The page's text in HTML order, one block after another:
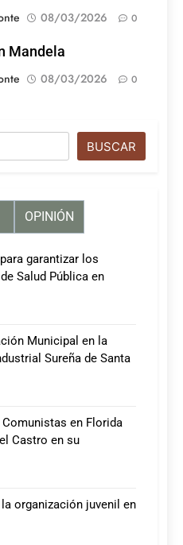
08/03/2026 0
Mandela
08/03/2026 0
BUSCAR
OPINIÓN
garantizar los
Salud Pública en
Municipal en la
Sureña de Santa
en Florida
Castro en su
organización juvenil en